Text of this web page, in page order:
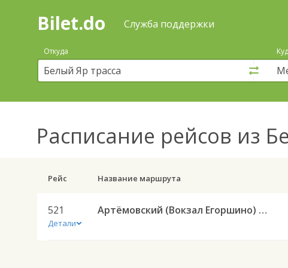
Поиск
покупка
билетов
автобус
онлайн
Bilet.do Служба поддержки
Откуда
Расписание рейсов из
Рейс Название маршрута
521
Детали
Артёмовский (Вокзал Егоршино) — Ирбит АС 521